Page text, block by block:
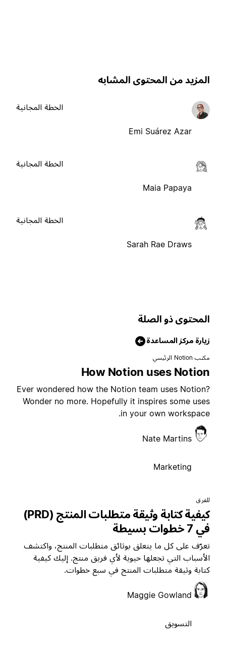
من المحتوى المشابه
Emi Suárez Azar
الخطة المجانية
Maia Papaya
الخطة المجانية
Sarah Rae Draws
الخطة المجانية
ذو الصلة
مركز المساعدة
How Notion uses
Ever wondered how the Notion team uses
Wonder no more. Hopefully it inspires some
in your own
Nate Martins
Marketing
كيفية كتابة وثيقة متطلبات المنتج (PRD)
على كل ما يتعلق بوثائق متطلبات المنتج، واكتشف
التي تجعلها حيوية لأي فريق منتج. إليك كيفية
وثيقة متطلبات المنتج في سبع خطوات.
Maggie Gowland
التسويق